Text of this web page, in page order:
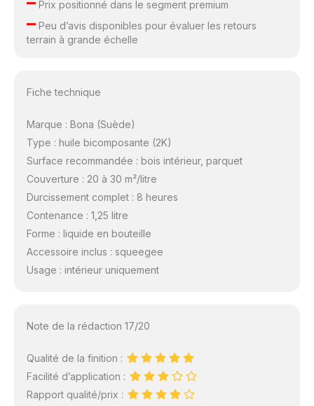
Prix positionné dans le segment premium
–Peu d’avis disponibles pour évaluer les retours
terrain à grande échelle
Fiche technique
Marque : Bona (Suède)
Type : huile bicomposante (2K)
Surface recommandée : bois intérieur, parquet
Couverture : 20 à 30 m²/litre
Durcissement complet : 8 heures
Contenance : 1,25 litre
Forme : liquide en bouteille
Accessoire inclus : squeegee
Usage : intérieur uniquement
Note de la rédaction 17/20
Qualité de la finition :
Facilité d’application :
Rapport qualité/prix :